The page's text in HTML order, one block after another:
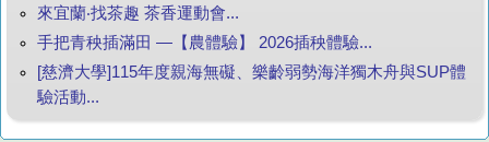
來宜蘭‧找茶趣 茶香運動會...
手把青秧插滿田 —【農體驗】 2026插秧體驗...
[慈濟大學]115年度親海無礙、樂齡弱勢海洋獨木舟與SUP體
驗活動...